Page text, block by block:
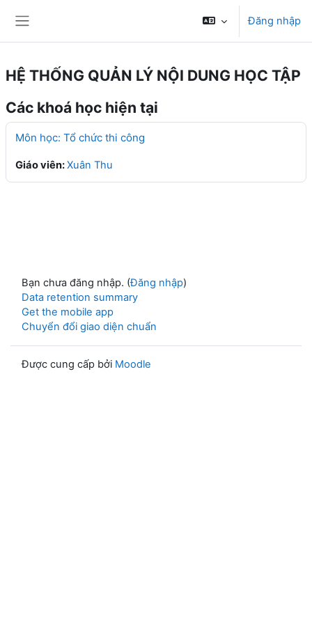
Đăng nhập
HỆ THỐNG QUẢN LÝ NỘI DUNG HỌC TẬP
Các khoá học hiện tại
Môn học: Tổ chức thi công
Giáo viên:Xuân Thu
Bạn chưa đăng nhập. (Đăng nhập)
Data retention summary
Get the mobile app
Chuyển đổi giao diện chuẩn
Được cung cấp bởi Moodle